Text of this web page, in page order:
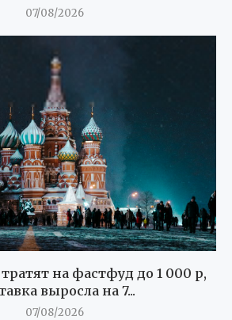
07/08/2026
на фастфуд до 1 000 р,
выросла на 7...
07/08/2026